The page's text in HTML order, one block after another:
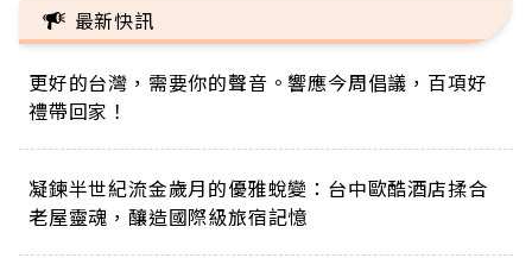
最新快訊
更好的台灣，需要你的聲音。響應今周倡議，百項好
禮帶回家！
凝鍊半世紀流金歲月的優雅蛻變：台中歐酷酒店揉合
老屋靈魂，釀造國際級旅宿記憶